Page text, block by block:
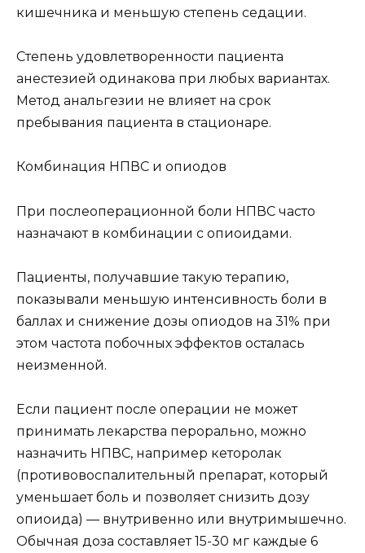
кишечника и меньшую степень седации.
Степень удовлетворенности пациента
анестезией одинакова при любых вариантах.
Метод анальгезии не влияет на срок
пребывания пациента в стационаре.
Комбинация НПВС и опиодов
При послеоперационной боли НПВС часто
назначают в комбинации с опиоидами.
Пациенты, получавшие такую терапию,
показывали меньшую интенсивность боли в
баллах и снижение дозы опиодов на 31% при
этом частота побочных эффектов осталась
неизменной.
Если пациент после операции не может
принимать лекарства перорально, можно
назначить НПВС, например кеторолак
(противовоспалительный препарат, который
уменьшает боль и позволяет снизить дозу
опиоида) — внутривенно или внутримышечно.
Обычная доза составляет 15-30 мг каждые 6